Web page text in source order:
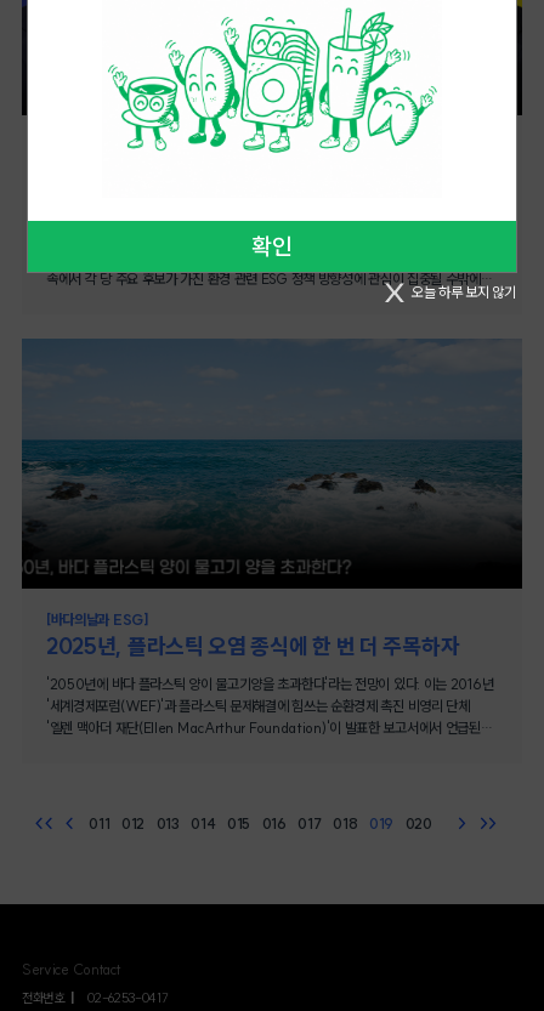
사뭇 수묵화 화가처럼 원두, 물, 온도, 시간, 손의 형태를 조절한다. 분쇄된 원두가
물방울이 되어 떨어지는 소리, 주전자의 가는 물줄기가 천천히 뿌려지는 광경은 이
시절이 커피를 어떻게 다루는지를 축약한다. 그 틈새로 의지가 드러난다. 사실 ESG란
의지의 다른 이름 아닌가. 집에서 핸드드립 커피를 내릴 때, 나도 그렇게 물을 붓고
천천히 원을 그리며 부풀어 오르는 커피를 응시한다. 몇 분 동안 커피라는 세계의
시민이 되어. 그런데 그 감각은 오만이었다. 나는 노동하지 않았고, 땀을 흘리지
않았으며, 아무것도 직접 겪지 않았다. 커피를 골라 마신다는 것은 나도 모르게 주어진
콘크리트가 공간 전체를 두른 브루클린의 카페에서 사파이어색 염색 머리와 이(李)
자와 죽(竹)자, 레터링 타투로 휘황한 바리스타의 어깨를 보며 '풍부한 베리 향과
다층적인 시트러스의 여운, 끝에서 꽃향기가 올라온다'고 소문자로 적힌 콜롬비아
카우카 커피를 주문했다. 한 잔에 7.25달러 하는 커피 이름은 놀랍게도 '네 아이의
향기'였다. '마리아의 언덕', '비 오는 오후의 온기'라는 이름도 있었는데, 콜롬비아 여성
표시했다는 사실은 자랑이 아니라, 상상 이상의 존중감이었다. 커피 한 잔을 둘러싼 또
것이다. 그렇다고 커피 재배 농부에게 공정한 삶이 보장될까? 일상소비의 정치성 또는
아주 사적인 문제로서 나는 어떤 소비자가 될 것인가? 누구를 생각하고, 무엇을 믿고,
어떤 방식으로 세상을 건드릴 것인가? 얼마나 알고, 얼마나 외면하며, 얼마나 책임질 수
있을까? 나는 완벽하지 않다. 완전한 무지도 아니다. 그러나 그 날 나는 커피 한 잔으로
착한소비라는 서사에 포섭된 채 도덕적 자아를 다독이며 스스로를 구원하려 했다.
잔의 커피가 오가는 동안 거의 아무런 정보도, 출처도, 목소리도 들려주지 않는다. 반면,
을지로 상가 3층의 카페 구석에는 원두포대 자락이 놓였다. 바닥에 닿은 마대는 커피
원산지, 땅, 노동자의 체온까지 매장에 참여한다고 선언한다. 이때 ESG는 슬로건 대신,
공간의 선택과 배열, 재료와 구조, 커피잔과 휴지통 사이의 윤리로 드러날 것이다. 지금
몇몇 프랜차이즈는 일회용 컵을 줄였고, 텀블러를 쓰면 소액을 할인해 준다. 동전 몇
개가 기업윤리와 환경보호라는 거대한 어휘를 어떻게 감당할지는 몰라도. 제주의
커피숍은 플라스틱을 녹여 컵 받침으로 쓰고, 강릉의 로스터리는 산지 노동자와 직거래
구조를 만들고, 포항의 소규모 카페는 커피 찌꺼기를 지역비료로 제공하고, 망원동의
소비자가 편의를 잠깐 유보할 때, 시스템은 도약할 여지를 가질 것이다. 혁명이라기보다
손마디,나는 커피나무 그늘을 떠나지 않는다.매일 아침 커피를 마신다. 정확히는 내
회복이라고 부르려다 말고 나는 읊조린다. 이 커피는 누구의 삶을 지나왔을까. 커피
'우리동네 토스 어린이집' 모델을 개발했다. 기존 직장어린이집은 아이를 데리고
출퇴근해야 하는 불편함으로 이용 접근성이 떨어지고, 정원 충족률 또한 낮다는
문제점이 있었다. 토스는 이를 해결하고자 구성원들이 실제 거주하는 거점 지역의 우수
어린이집과 제휴해 구성원들이 보다 가까운 곳에서 보육 서비스를 이용할 수 있도록
지원한다. 이 모델을 도입한 이후 조직 내에서는 구성원 간 자연스럽게 육아 이야기를
나누는 문화가 형성되었고, 특히 여성 구성원들은 출산과 육아 이후에도 일과 삶을
병행할 수 있다는 가능성을 체감하게 되었다고 한다. 출산 후에도 이전과 같은
다른 방식으로 돌봄에 접근했지만 공통적으로 '제도를 넘는 문화의 힘'을 강조했다.
단순히 육아휴직, 유연근무제, 직장 어린이집을 제공하는 것을 넘어서 구성원이 실제로
그 제도를 '안전하게', '눈치 보지 않고' 사용할 수 있는 문화가 뒷받침되어야 실질적
죄책감, 경력단절에 대한 불안을 조직이 어떻게 완화할 수 있는가에 대한 답변이기도
포용하는 조직에서 생기는 공감과 신뢰는 결국 조직의 회복탄력성을 높이고 인재
유출을 막는 중요한 기반이 된다. 지속가능한 조직을 만들고 싶다면 조직이 구성원과
'함께 돌보는 법'부터 고민해야 한다.by Editor L
필요하다고 강조하며 2030년까지 OECD 평균 이하 실노동 시간 달성을 목표로 임금
감소 없는 단계적 주4.5일제(36시간 근무제)를 도입하겠는 공약도 제시한 바 있다.
이는 우리나라의 장시간 노동관행을 개선해 일과 삶의 균형을 보장하겠다는 의지다.
또한 기존 근로기준법 적용을 받지 못하던 '비정형 노동자(배달, 플랫폼 노동자,
특수고용, 프리랜서, 자영업자)'도 법적보호를 받을 수 있도록 제도를 개선하겠다고
약속해, 변화한 노동시장 환경을 반영하고 '일하는 모든 사람의 권리보장'이라는 사회적
가치 실현을 이루겠다고 말했다.이처럼 '노동이 존중 받는 사회'를 만들겠다는 이
대해 회사가 보복성 손해배상 청구를 못하게 해 노사관계의 불평등을 개선한다는
취지로 추진된다. 이미 국회에서 두 차례 발의 과정을 거친 이 법안은 지난 정권에서
개선하기 위해 이 정책을 강력히 주장하고 있다. 또한 직무, 직급, 성별에 따른 '임금
공시제' 등 풀리지 않은 우리 사회 과제인 '동일임금 동일노동' 원칙을 실현하겠다는
역시 피할 수 있던 인재라는 인식이 강하다. 근본적으로 산업재해를 줄일 수 있도록
(Vacation)'를 더한 '휴가지 원격근무')'을 장려하는 등 구체적 복지안도 제시되어
있다. [국민의힘 김문수 후보 ⓒ 김문수 후보 페이스북]김문수, 노동시장 유연화, 기업
환경 개선 및 청년, 여성 지역에 대한 지원'기업하기 좋은 환경'을 통한 성장동력
지원 김문수 후보는 '노동시장 유연화와 기업환경 개선', '청년과 여성에 대한 지원',
'지방분권 강화' 등 실용성을 고려한 기업 친화적 정책을 내세우고 있다. 먼저 노동시장
노사합의 아래 근로자와 기업 모두 선택권을 넓히겠다고 밝혔다. 중소기업에 대해서는
'중대재해 처벌 등에 관한 법률' 적용을 완화하거나, 제외해 기업의 현실적인 부담을
줄이겠다는 입장이다. 기업 투자를 저해하는 요소로 규제문제를 지적하며, 이를
정비하기 위해 신산업, 신기술 분야를 위한 '자유경제 혁신 기본법'도 제정할 계획이다.
이 밖에 법인세, 상속세 인하, 종합소득세 물가연동제 등 '기업 하기 좋은 환경' 조성을
위한 공약도 발표했다.지방 분권, 청년과 여성정책을 통한 지속가능한 사회
해법실용성과 성장 중심으로 우리사회의 여러 안건에 접근하는 김문수 후보는 사회적
포용성, 지속가능한 발전을 위해 지방분권, 청년과 여성정책으로 균형안을 보여준다. 김
정부가 청년의 주거비를 지원해 주거부담을 완화하겠다고 약속했다. 또한 여성의 직장
강조하는 이준석 후보임금제도를 포함한 노동시장 유연화로 산업 경쟁력 확보전국
한다고 주장하는 이준석 후보는 지역별 경제상황에 따라 최저임금을 ±30%까지
[제21대 대통령 선거]
오는 6월 3일 제21대 대통령 선거를 앞둔 후보들의 정책에는 당연히 ESG가 포함되어
있다. 눈앞의 현실이 된 기후 위기, 탄소중립을 위한 재생에너지 정책에 대한 논의
속에서 각 당 주요 후보가 가진 환경 관련 ESG 정책 방향성에 관심이 집중될 수밖에
없다. 지속가능성 공시 의무화도 핵심 정책 과제로 떠오르는 이 시점,
정책 질의서'를 발송하고, 후보 별 응답 결과를 5월 26일 공개했다. 질의서는 ESG
미제출 후보에 대해서도 기후·재생에너지 관련 기존 발언 및 공약을 더해 ESG 관련
입장을 알기 쉽게 정리해 보았다. 적극적 ESG 정책 추진으로 지속가능한 미래를
확보하려는 이재명 후보더불어민주당 이재명 후보는 권영국 후보와 함께 적극적 ESG
정책 추진 의사를 밝혔다. 먼저 이 후보는 ESG 정책을 국가 혁신 핵심 과제로 삼겠다는
가능성을 더하기 위한 방안으로 제시하고 있다. 기업의 책임 경영과 녹색 금융을 더한
친환경 경제 전환이재명 후보는 'ESG 정보 공시 실현'을 약속했다. 자산 2조 원 이상
기업이 사회와 환경에 미치는 영향을 숨기지 않고, 국민과 투자자 앞에 투명하게 드러내
책임 경영을 완수하겠다고 말했다. 또한 순환 경제 인프라를 구축하기 위해 산업과 사회
전반의 친환경 전환을 독려하여 글로벌 기후 리더십을 가지겠다는 목표를 밝혔다.
'RE100 산업단지(100% 재생 에너지로 운영되는 산업단지)' 확대와 '햇빛·바람 연금
제도(재생 에너지 발전 수익 지역 주민 나눔 제도)' 도입 등 지역과 산업 모두가 친환경
전환 주체가 될 수 있게 하겠다는 정책도 이 맥락에 부합한다. 순환 경제 인프라 계획과
산업과 기업에 더 많은 자금이 흘러가도록 유도해서 경제 부문 녹색 전환을 가속한다는
'COP33(유엔기후변화총회)' 한국 유치 등 글로벌 기후 리더십 확보도 공약했다.
대한민국이 기후 위기의 시대에 세계를 이끄는 선도 국가로 도약하도록 하겠다는
[바다의날과 ESG]
2025년, 플라스틱 오염 종식에 한 번 더 주목하자
'2050년에 바다 플라스틱 양이 물고기양을 초과한다'라는 전망이 있다. 이는 2016년
'세계경제포럼(WEF)'과 플라스틱 문제해결에 힘쓰는 순환경제 촉진 비영리 단체
'엘렌 맥아더 재단(Ellen MacArthur Foundation)'이 발표한 보고서에서 언급된
위기를 넘어 기업과 사회 전체가 책임 있게 대응해야 할 ESG 핵심이슈로 다뤄지고
사라지기 어렵기 때문에 생태계와 인류 건강에 장기적인 위협을 가하고 있는 실정이다.
종식'플라스틱은 특성상 햇빛, 파도, 바람에 의해 빠르게 잘게 쪼개지는데 바닷속 미세
플라스틱은 해양생물의 몸 속에 축적되어 먹이사슬을 통해 인간에게까지 전달된다.
<< < 011 012 013 014 015 016 017 018 019 020 > >>
Service Contact
전화번호
02-6253-0417
확인
오늘 하루 보지 않기